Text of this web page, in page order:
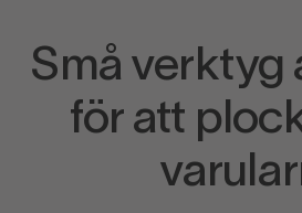
Små verktyg
för att